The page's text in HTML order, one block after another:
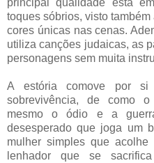
principal qualidade está
toques sóbrios, visto
cores únicas nas cenas.
utiliza canções judaicas, as
personagens sem muita
A estória comove por
sobrevivência, de como
mesmo o ódio e a
desesperado que joga um
mulher simples que
lenhador que se